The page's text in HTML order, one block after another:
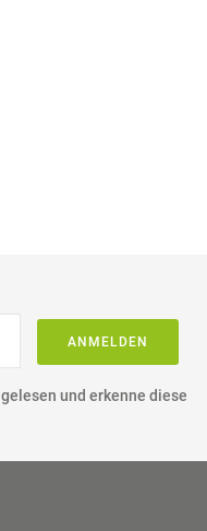
ANMELDEN
gelesen und erkenne diese